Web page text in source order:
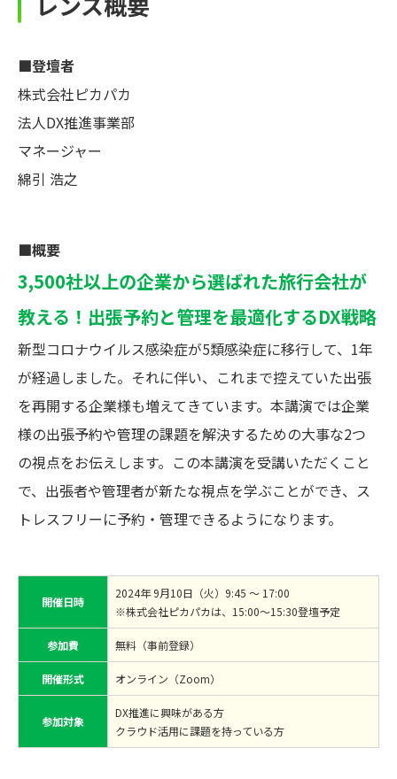
■登壇者
株式会社ピカパカ
法人DX推進事業部
マネージャー
綿引 浩之
■概要
3,500社以上の企業から選ばれた旅行会社が
教える！出張予約と管理を最適化するDX戦略
新型コロナウイルス感染症が5類感染症に移行して、1年
が経過しました。それに伴い、これまで控えていた出張
を再開する企業様も増えてきています。本講演では企業
様の出張予約や管理の課題を解決するための大事な2つ
の視点をお伝えします。この本講演を受講いただくこと
で、出張者や管理者が新たな視点を学ぶことができ、ス
トレスフリーに予約・管理できるようになります。
開催日時
2024年 9月10日（火）9:45 ～ 17:00
※株式会社ピカパカは、15:00～15:30登壇予定
参加費 無料（事前登録）
開催形式 オンライン（Zoom）
参加対象
DX推進に興味がある方
クラウド活用に課題を持っている方